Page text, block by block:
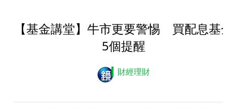
【基金講堂】牛市更要警惕 買配息基
5個提醒
財經理財